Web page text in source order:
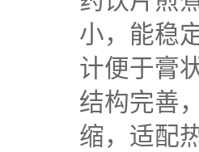
小，能稳
计便于膏
结构完善
缩，适配